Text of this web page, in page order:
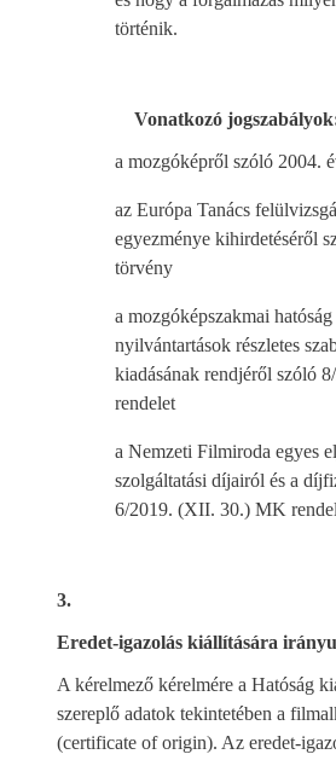
történik.
Vonatkozó
a mozgóképről szóló 2004.
az Európa Tanács
egyezménye kihirdetéséről
törvény
a mozgóképszakmai
nyilvántartások részletes
kiadásának rendjéről szóló
rendelet
a Nemzeti Filmiroda egyes
szolgáltatási díjairól és a
6/2019. (XII. 30.) MK
3.
Eredet-igazolás kiállítására
A kérelmező kérelmére a Hatóság
szereplő adatok tekintetében a
(certificate of origin). Az eredet-